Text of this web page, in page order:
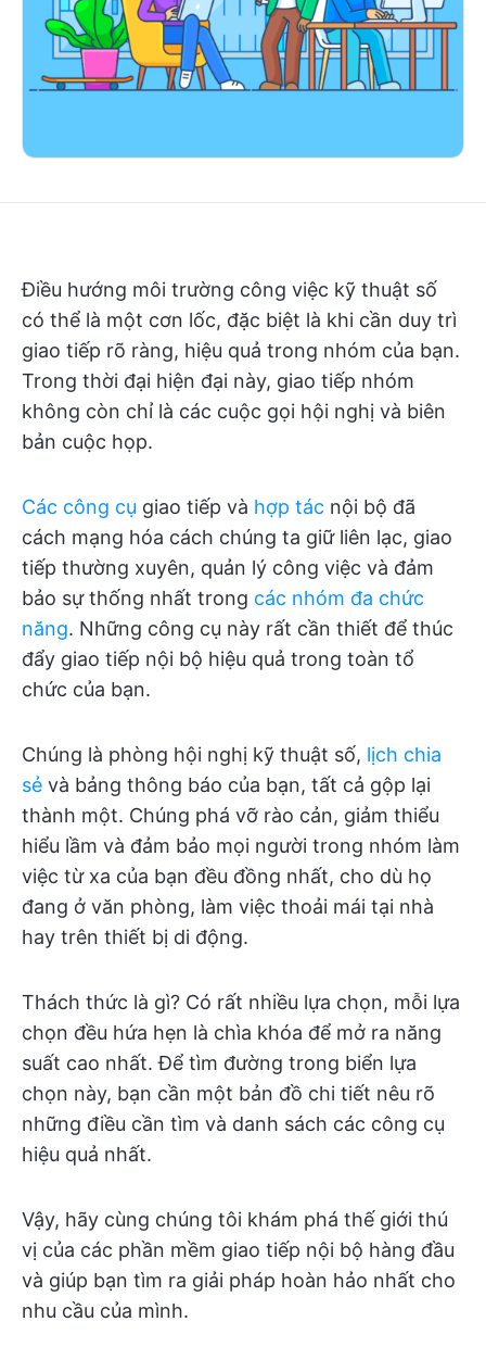
Điều hướng môi trường công việc kỹ thuật số
có thể là một cơn lốc, đặc biệt là khi cần duy trì
giao tiếp rõ ràng, hiệu quả trong nhóm của bạn.
Trong thời đại hiện đại này, giao tiếp nhóm
không còn chỉ là các cuộc gọi hội nghị và biên
bản cuộc họp.
Các công cụ giao tiếp và hợp tác nội bộ đã
cách mạng hóa cách chúng ta giữ liên lạc, giao
tiếp thường xuyên, quản lý công việc và đảm
bảo sự thống nhất trong các nhóm đa chức
năng. Những công cụ này rất cần thiết để thúc
đẩy giao tiếp nội bộ hiệu quả trong toàn tổ
chức của bạn.
Chúng là phòng hội nghị kỹ thuật số, lịch chia
sẻ và bảng thông báo của bạn, tất cả gộp lại
thành một. Chúng phá vỡ rào cản, giảm thiểu
hiểu lầm và đảm bảo mọi người trong nhóm làm
việc từ xa của bạn đều đồng nhất, cho dù họ
đang ở văn phòng, làm việc thoải mái tại nhà
hay trên thiết bị di động.
Thách thức là gì? Có rất nhiều lựa chọn, mỗi lựa
chọn đều hứa hẹn là chìa khóa để mở ra năng
suất cao nhất. Để tìm đường trong biển lựa
chọn này, bạn cần một bản đồ chi tiết nêu rõ
những điều cần tìm và danh sách các công cụ
hiệu quả nhất.
Vậy, hãy cùng chúng tôi khám phá thế giới thú
vị của các phần mềm giao tiếp nội bộ hàng đầu
và giúp bạn tìm ra giải pháp hoàn hảo nhất cho
nhu cầu của mình.